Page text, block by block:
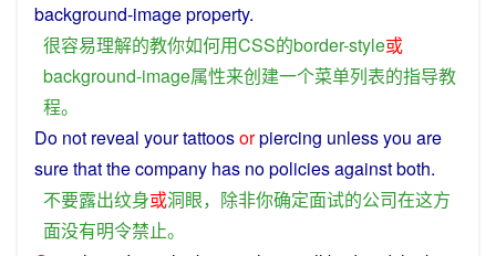
background-imageproperty.
很容易理解的教你如何用CSS的border-style或
background-image属性来创建一个菜单列表的指导教
程。
Do not reveal yourtattoosorpiercing unlessyou are
surethatthecompany has nopoliciesagainstboth.
不要露出纹身或洞眼， 除非你确定面试的公司在这方
面没有明令禁止。